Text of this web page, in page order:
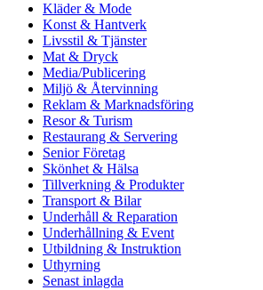
Kläder & Mode
Konst & Hantverk
Livsstil & Tjänster
Mat & Dryck
Media/Publicering
Miljö & Återvinning
Reklam & Marknadsföring
Resor & Turism
Restaurang & Servering
Senior Företag
Skönhet & Hälsa
Tillverkning & Produkter
Transport & Bilar
Underhåll & Reparation
Underhållning & Event
Utbildning & Instruktion
Uthyrning
Senast inlagda